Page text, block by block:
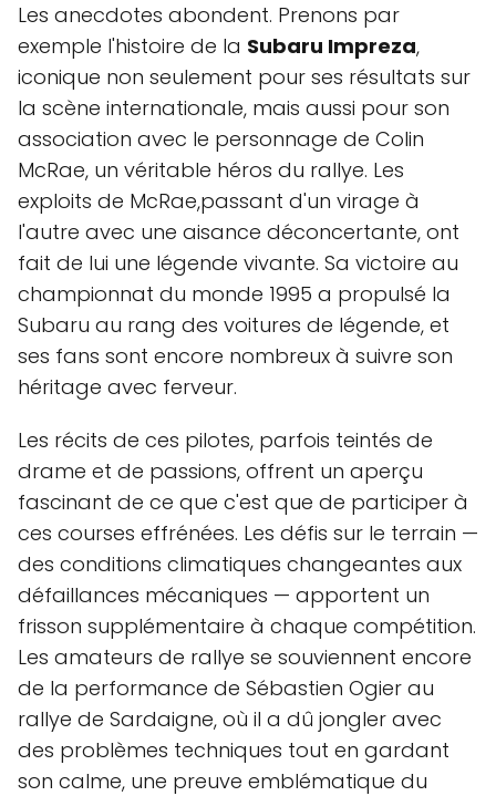
Les anecdotes abondent. Prenons par
exemple l'histoire de la Subaru Impreza,
iconique non seulement pour ses résultats sur
la scène internationale, mais aussi pour son
association avec le personnage de Colin
McRae, un véritable héros du rallye. Les
exploits de McRae,passant d'un virage à
l'autre avec une aisance déconcertante, ont
fait de lui une légende vivante. Sa victoire au
championnat du monde 1995 a propulsé la
Subaru au rang des voitures de légende, et
ses fans sont encore nombreux à suivre son
héritage avec ferveur.
Les récits de ces pilotes, parfois teintés de
drame et de passions, offrent un aperçu
fascinant de ce que c'est que de participer à
ces courses effrénées. Les défis sur le terrain —
des conditions climatiques changeantes aux
défaillances mécaniques — apportent un
frisson supplémentaire à chaque compétition.
Les amateurs de rallye se souviennent encore
de la performance de Sébastien Ogier au
rallye de Sardaigne, où il a dû jongler avec
des problèmes techniques tout en gardant
son calme, une preuve emblématique du